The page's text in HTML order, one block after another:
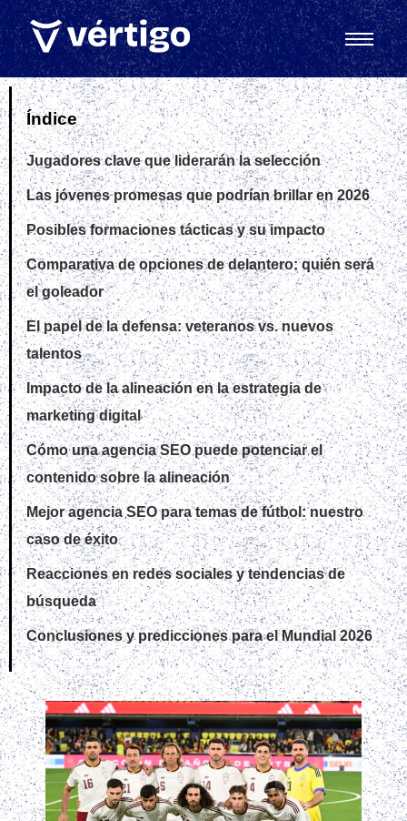
Índice
Jugadores clave que liderarán la selección
Las jóvenes promesas que podrían brillar en 2026
Posibles formaciones tácticas y su impacto
Comparativa de opciones de delantero: quién será
el goleador
El papel de la defensa: veteranos vs. nuevos
talentos
Impacto de la alineación en la estrategia de
marketing digital
Cómo una agencia SEO puede potenciar el
contenido sobre la alineación
Mejor agencia SEO para temas de fútbol: nuestro
caso de éxito
Reacciones en redes sociales y tendencias de
búsqueda
Conclusiones y predicciones para el Mundial 2026